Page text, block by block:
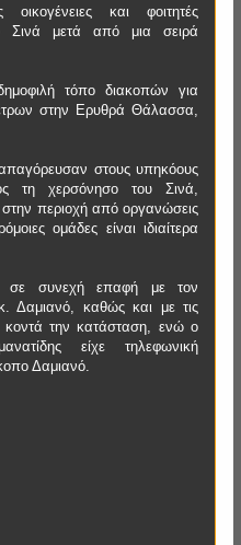
οικογένειες και φοιτητές
Σινά μετά από μια σειρά
τόπο διακοπών για
στην Ερυθρά Θάλασσα,
στους υπηκόους
τη χερσόνησο του Σινά,
στην περιοχή από οργανώσεις
ομάδες είναι ιδιαίτερα
σε συνεχή επαφή με τον
Δαμιανό, καθώς και με τις
κοντά την κατάσταση, ενώ ο
είχε τηλεφωνική
Δαμιανό.